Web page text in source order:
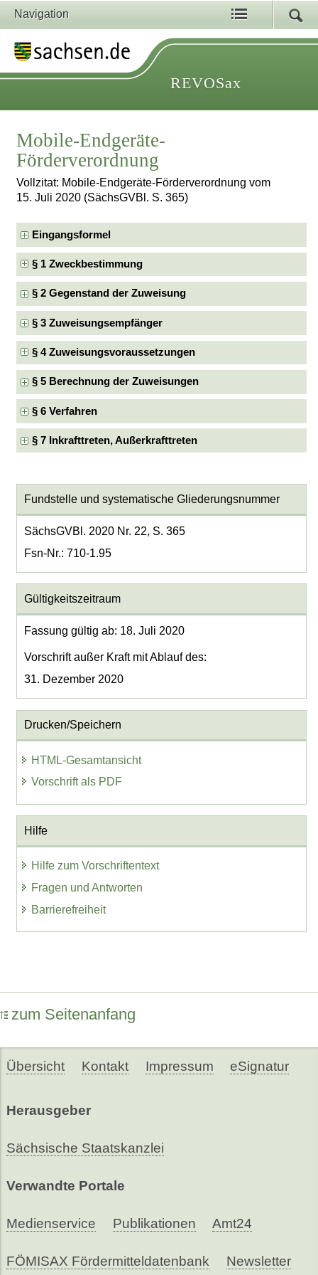
Navigation
REVOSax
Mobile-Endgeräte-
Förderverordnung
Vollzitat: Mobile-Endgeräte-Förderverordnung vom
15. Juli 2020 (SächsGVBl. S. 365)
Eingangsformel
§ 1 Zweckbestimmung
§ 2 Gegenstand der Zuweisung
§ 3 Zuweisungsempfänger
§ 4 Zuweisungsvoraussetzungen
§ 5 Berechnung der Zuweisungen
§ 6 Verfahren
§ 7 Inkrafttreten, Außerkrafttreten
Fundstelle und systematische Gliederungsnummer
SächsGVBl. 2020 Nr. 22, S. 365
Fsn-Nr.: 710-1.95
Gültigkeitszeitraum
Fassung gültig ab: 18. Juli 2020
Vorschrift außer Kraft mit Ablauf des:
31. Dezember 2020
Drucken/Speichern
HTML-Gesamtansicht
Vorschrift als PDF
Hilfe
Hilfe zum Vorschriftentext
Fragen und Antworten
Barrierefreiheit
zum Seitenanfang
Übersicht Kontakt Impressum eSignatur
Herausgeber
Sächsische Staatskanzlei
Verwandte Portale
Medienservice Publikationen Amt24
FÖMISAX Fördermitteldatenbank Newsletter